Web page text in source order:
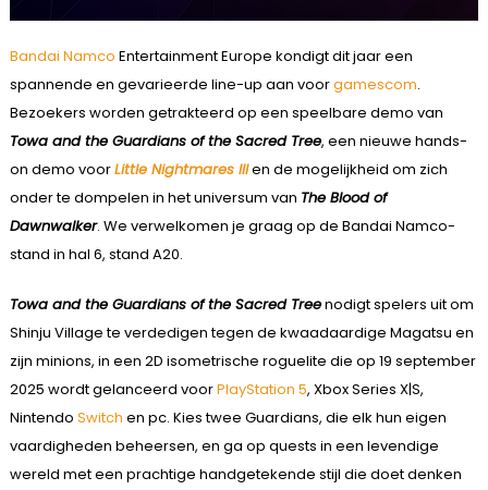
Bandai Namco Entertainment Europe kondigt dit jaar een
spannende en gevarieerde line-up aan voorgamescom.
Bezoekers worden getrakteerd op een speelbare demo van
Towa and the Guardians of the Sacred Tree, een nieuwe hands-
on demo voorLittle Nightmares IIIen de mogelijkheid om zich
onder te dompelen in het universum van The Blood of
Dawnwalker. We verwelkomen je graag op de Bandai Namco-
stand in hal 6, stand A20.
Towa and the Guardians of the Sacred Treenodigt spelers uit om
Shinju Village te verdedigen tegen de kwaadaardige Magatsu en
zijn minions, in een 2D isometrische roguelite die op 19 september
2025 wordt gelanceerd voorPlayStation 5, Xbox Series X|S,
Nintendo Switch en pc. Kies twee Guardians, die elk hun eigen
vaardigheden beheersen, en ga op quests in een levendige
wereld met een prachtige handgetekende stijl die doet denken